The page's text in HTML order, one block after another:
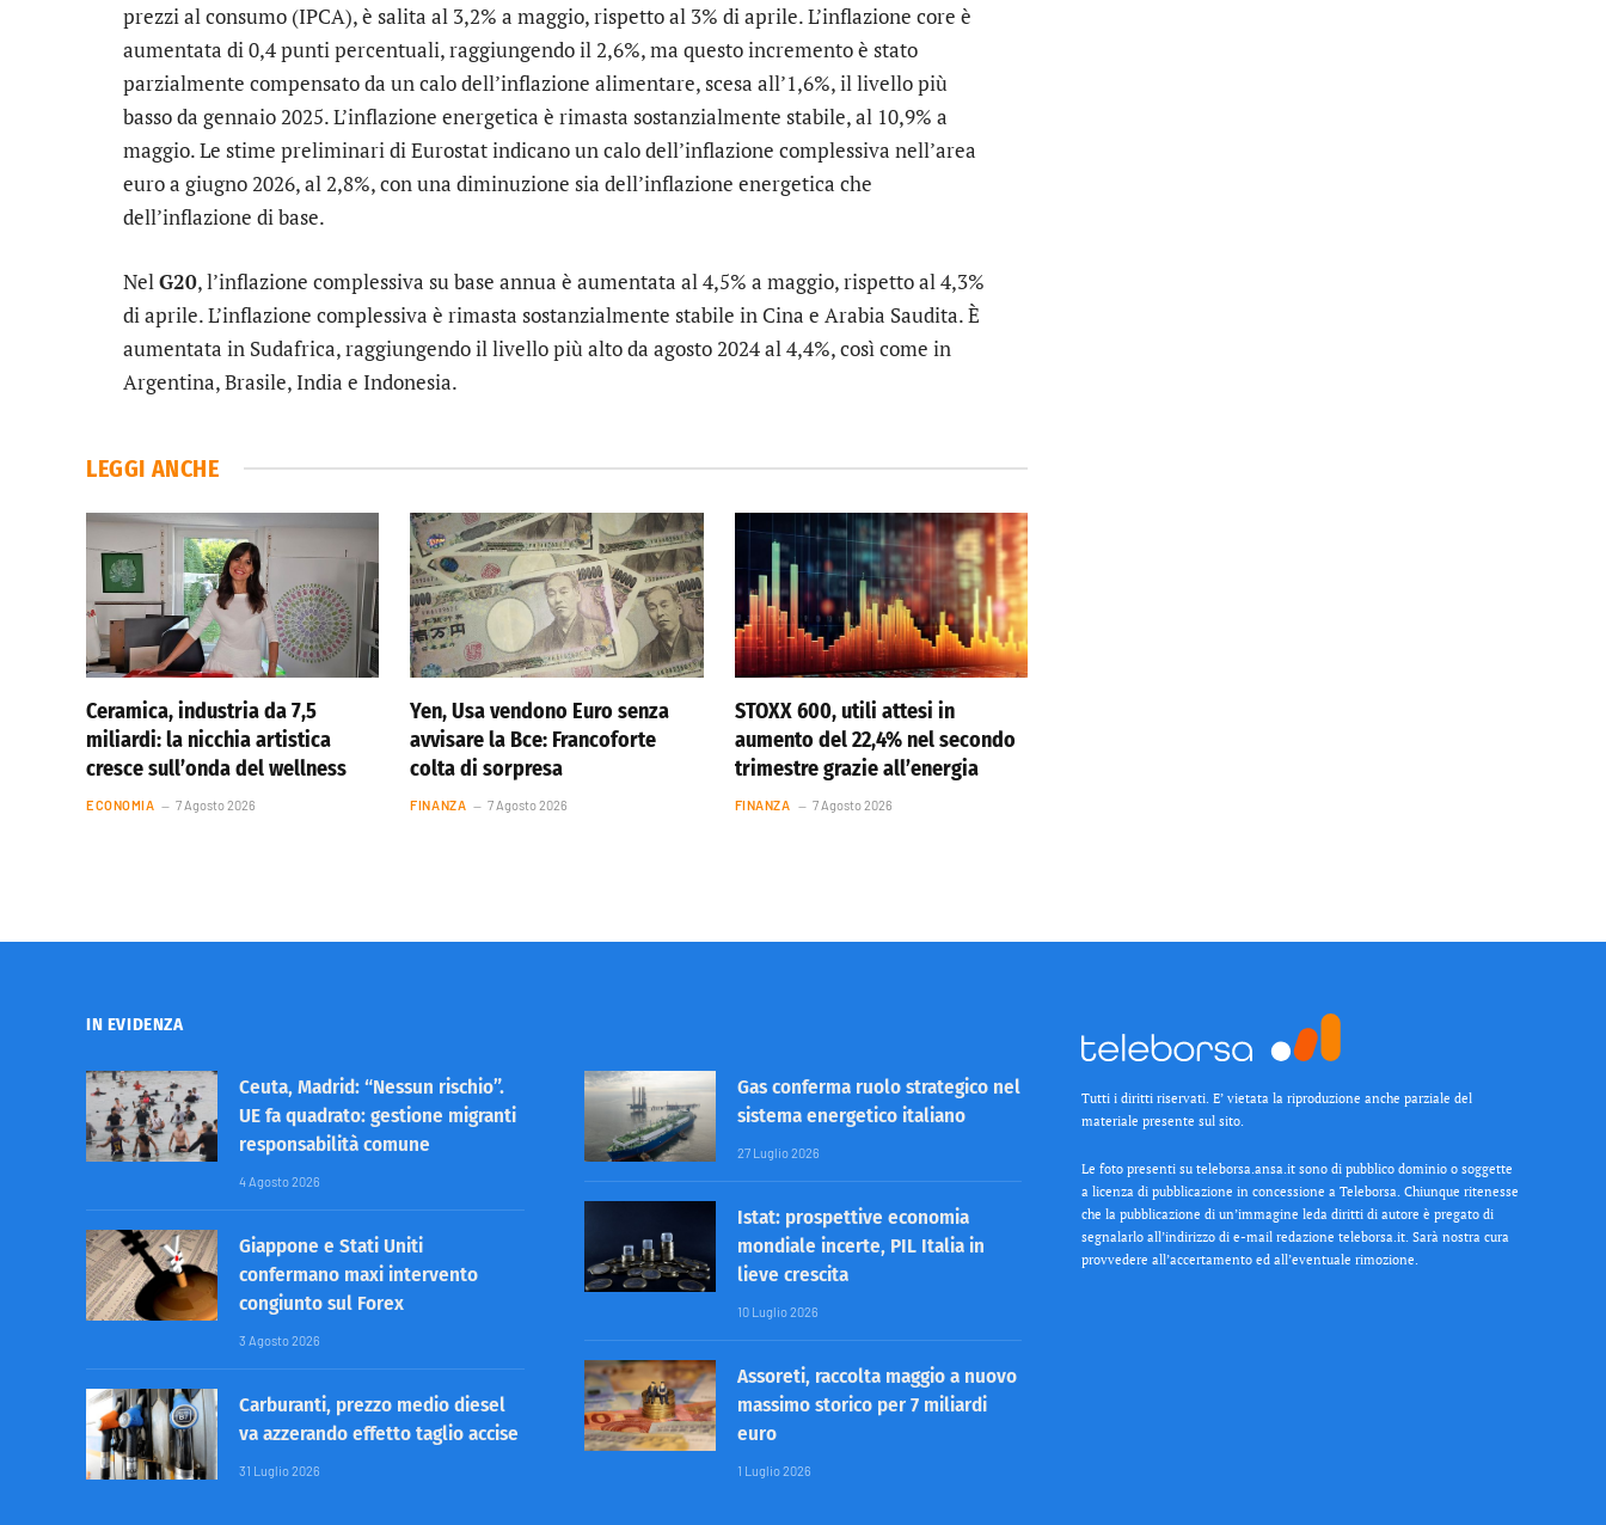
prezzi al consumo (IPCA), è salita al 3,2% a maggio, rispetto al 3% di aprile. L’inflazione core è
aumentata di 0,4 punti percentuali, raggiungendo il 2,6%, ma questo incremento è stato
parzialmente compensato da un calo dell’inflazione alimentare, scesa all’1,6%, il livello più
basso da gennaio 2025. L’inflazione energetica è rimasta sostanzialmente stabile, al 10,9% a
maggio. Le stime preliminari di Eurostat indicano un calo dell’inflazione complessiva nell’area
euro a giugno 2026, al 2,8%, con una diminuzione sia dell’inflazione energetica che
dell’inflazione di base.
NelG20, l’inflazione complessiva su base annua è aumentata al 4,5% a maggio, rispetto al 4,3%
di aprile. L’inflazione complessiva è rimasta sostanzialmente stabile in Cina e Arabia Saudita. È
aumentata in Sudafrica, raggiungendo il livello più alto da agosto 2024 al 4,4%, così come in
Argentina, Brasile, India e Indonesia.
LEGGI ANCHE
Ceramica, industria da 7,5
miliardi: la nicchia artistica
cresce sull’onda del wellness
ECONOMIA 7 Agosto 2026
Yen, Usa vendono Euro senza
avvisare la Bce: Francoforte
colta di sorpresa
FINANZA 7 Agosto 2026
STOXX 600, utili attesi in
aumento del 22,4% nel secondo
trimestre grazie all’energia
FINANZA 7 Agosto 2026
IN EVIDENZA
Ceuta, Madrid: “Nessun rischio”.
UE fa quadrato: gestione migranti
responsabilità comune
4 Agosto 2026
Giappone e Stati Uniti
confermano maxi intervento
congiunto sul Forex
3 Agosto 2026
Carburanti, prezzo medio diesel
va azzerando effetto taglio accise
31 Luglio 2026
Gas conferma ruolo strategico nel
sistema energetico italiano
27 Luglio 2026
Istat: prospettive economia
mondiale incerte, PIL Italia in
lieve crescita
10 Luglio 2026
Assoreti, raccolta maggio a nuovo
massimo storico per 7 miliardi
euro
1 Luglio 2026
Tutti i diritti riservati. E’ vietata la riproduzione anche parziale del
materiale presente sul sito.
Le foto presenti su teleborsa.ansa.it sono di pubblico dominio o soggette
a licenza di pubblicazione in concessione a Teleborsa. Chiunque ritenesse
che la pubblicazione di un’immagine leda diritti di autore è pregato di
segnalarlo all’indirizzo di e-mail redazione teleborsa.it. Sarà nostra cura
provvedere all’accertamento ed all’eventuale rimozione.